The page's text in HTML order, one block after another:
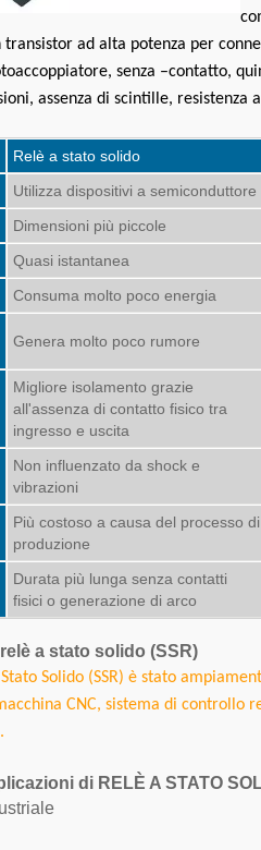
ad alta potenza per
senza –contatto,
assenza di scintille, resistenza
Relè a stato solido
Utilizza dispositivi a semiconduttore
Dimensioni più piccole
Quasi istantanea
Consuma molto poco energia
Genera molto poco rumore
Migliore isolamento grazie
all'assenza di contatto fisico tra
ingresso e uscita
Non influenzato da shock e
vibrazioni
Più costoso a causa del processo di
produzione
Durata più lunga senza contatti
fisici o generazione di arco
a stato solido (SSR)
Solido (SSR) è stato
CNC, sistema di controllo
di RELÈ A STATO